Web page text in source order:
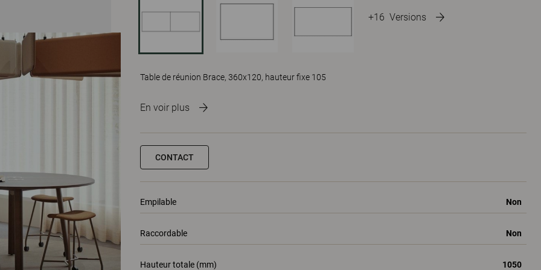
+16 Versions
Table de réunion Brace, 360x120, hauteur fixe 105
En voir plus
CONTACT
Empilable Non
Raccordable Non
Hauteur totale (mm) 1050